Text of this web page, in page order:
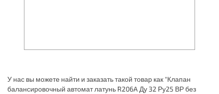
У нас вы можете найти и заказать такой товар как "Клапан
балансировочный автомат латунь R206A Ду 32 Ру25 ВР без